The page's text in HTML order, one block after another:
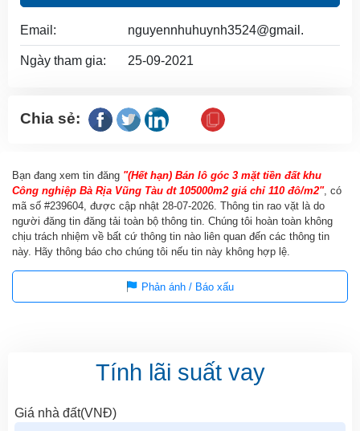
Email: nguyennhuhuynh3524@gmail.
Ngày tham gia: 25-09-2021
Chia sẻ:
Bạn đang xem tin đăng "(Hết hạn) Bán lô góc 3 mặt tiền đất khu
Công nghiệp Bà Rịa Vũng Tàu dt 105000m2 giá chỉ 110 đô/m2", có
mã số #239604, được cập nhật 28-07-2026 . Thông tin rao vặt là do
người đăng tin đăng tải toàn bộ thông tin. Chúng tôi hoàn toàn không
chịu trách nhiệm về bất cứ thông tin nào liên quan đến các thông tin
này. Hãy thông báo cho chúng tôi nếu tin này không hợp lệ.
Phản ánh / Báo xấu
Tính lãi suất vay
Giá nhà đất(VNĐ)